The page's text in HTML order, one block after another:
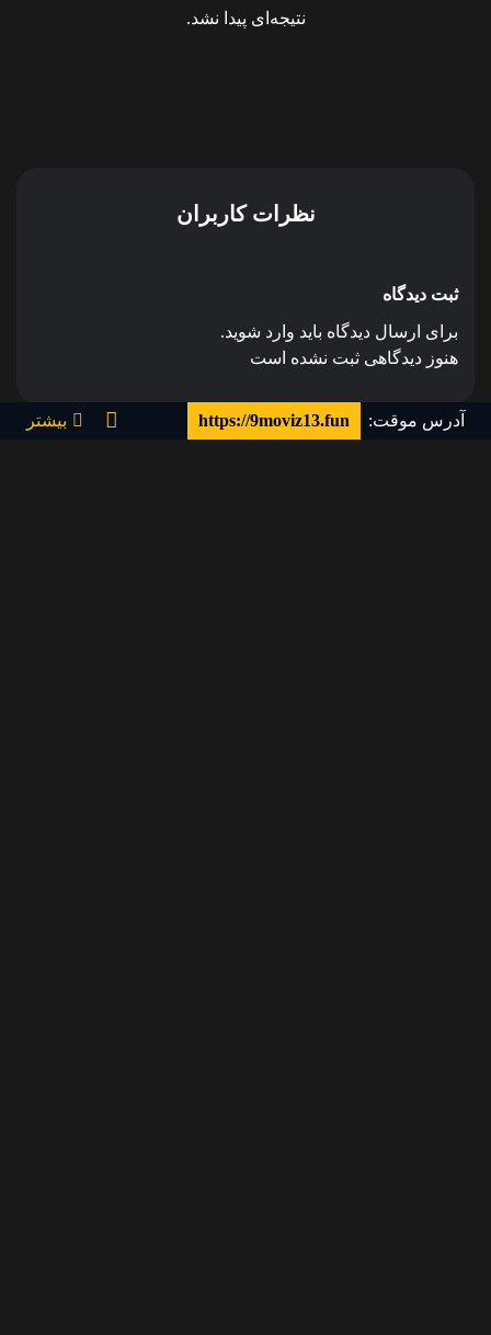
نتیجه‌ای پیدا نشد.
نظرات کاربران
ثبت دیدگاه
برای ارسال دیدگاه باید وارد شوید.
هنوز دیدگاهی ثبت نشده است
آدرس موقت: https://9moviz13.fun بیشتر